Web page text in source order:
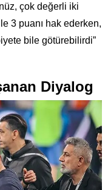
çok değerli iki
3 puanı hak ederken,
bile götürebilirdi”
Diyalog